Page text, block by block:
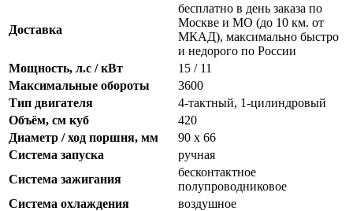
Доставка
бесплатно в день заказа по
Москве и МО (до 10 км. от
МКАД), максимально быстро
и недорого по России
Мощность, л.с / кВт
15 / 11
Максимальные обороты
3600
Тип двигателя
4-тактный, 1-цилиндровый
Объём, см куб
420
Диаметр / ход поршня, мм
90 х 66
Система запуска
ручная
Система зажигания
бесконтактное
полупроводниковое
Система охлаждения
воздушное